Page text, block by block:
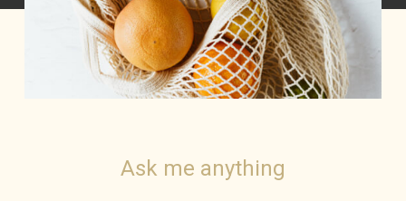
Ask me anything